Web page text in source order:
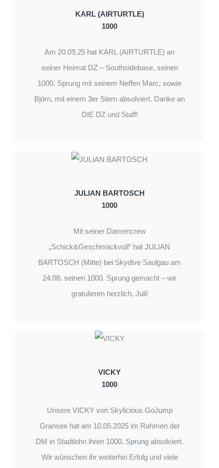
KARL (AIRTURTLE)
1000
Am 20.09.25 hat KARL (AIRTURTLE) an
seiner Heimat DZ – Southsidebase, seinen
1000. Sprung mit seinem Neffen Marc, sowie
Björn, mit einem 3er Stern absolviert. Danke an
DIE DZ und Staff!
JULIAN BARTOSCH
1000
Mit seiner Damencrew
„Schick&Geschmackvoll“ hat JULIAN
BARTOSCH (Mitte) bei Skydive Saulgau am
24.08. seinen 1000. Sprung gemacht – wir
gratulieren herzlich, Juli!
VICKY
1000
Unsere VICKY von Skylicious GoJump
Gransee hat am 10.05.2025 im Rahmen der
DM in Stadtlohn ihren 1000. Sprung absolviert.
Wir wünschen ihr weiterhin Erfolg und viele